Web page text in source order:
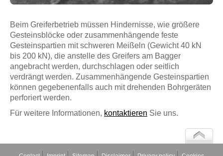
Beim Greiferbetrieb müssen Hindernisse, wie größere
Gesteinsblöcke oder zusammenhängende feste
Gesteinspartien mit schweren Meißeln (Gewicht 40 kN
bis 200 kN), die anstelle des Greifers am Bagger
angebracht werden, durchschlagen oder seitlich
verdrängt werden. Zusammenhängende Gesteinspartien
können gegebenenfalls auch mit drehenden Bohrgeräten
perforiert werden.
Für weitere Informationen, kontaktieren Sie uns.